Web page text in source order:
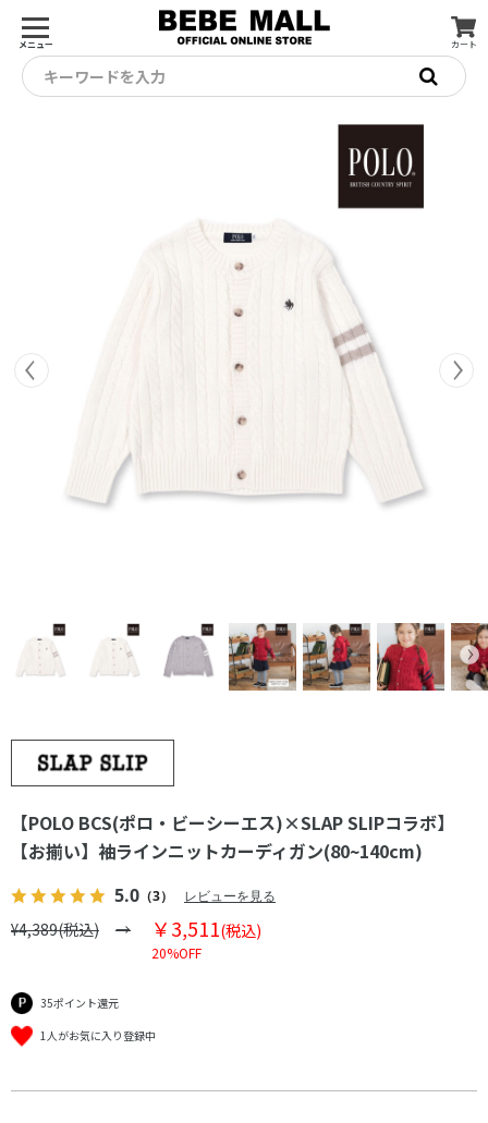
メニュー カート
キーワードを入力
【POLO BCS(ポロ・ビーシーエス)×SLAP SLIPコラボ】
【お揃い】袖ラインニットカーディガン(80~140cm)
5.0 （3） レビューを見る
¥4,389(税込) ￥3,511(税込)
20%OFF
35ポイント還元
1人がお気に入り登録中